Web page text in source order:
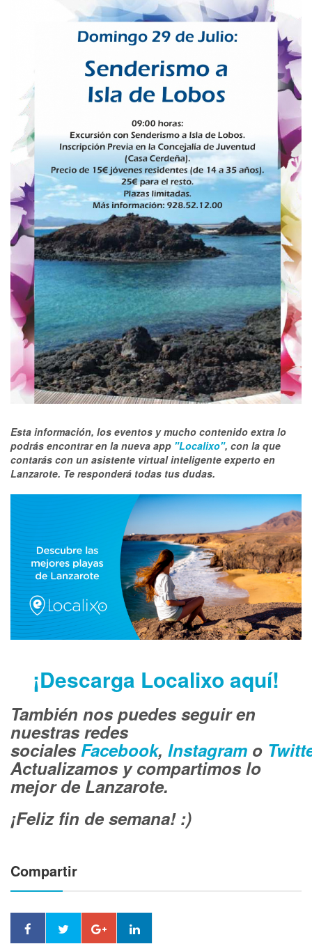
Esta información, los eventos y mucho contenido extra lo
podrás encontrar en la nueva app "Localixo", con la que
contarás con un asistente virtual inteligente experto en
Lanzarote. Te responderá todas tus dudas.
¡Descarga Localixo aquí!
También nos puedes seguir en
nuestras redes
sociales Facebook, Instagram o
Actualizamos y compartimos lo
mejor de Lanzarote.
¡Feliz fin de semana! :)
Compartir